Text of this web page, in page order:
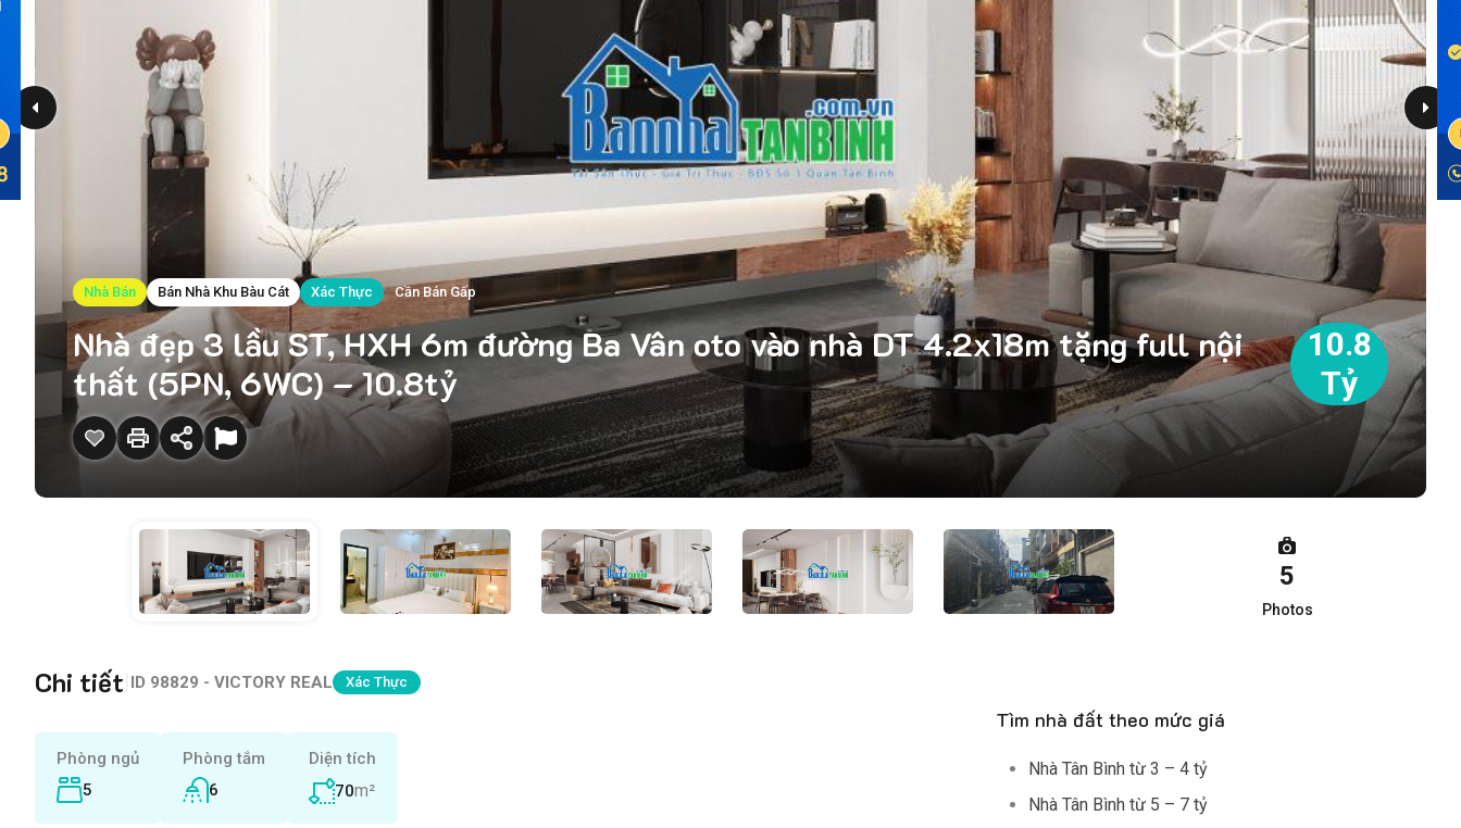
Nhà Bán Bán Nhà Khu Bàu Cát Xác Thực Cần Bán Gấp
Nhà đẹp 3 lầu ST, HXH 6m đường Ba Vân oto vào nhà DT 4.2x18m tặng full nội
thất (5PN, 6WC) – 10.8tỷ
10.8
Tỷ
5
Photos
Chi tiết ID 98829 - VICTORY REAL Xác Thực
Phòng ngủ
5
Phòng tắm
6
Diện tích
70m²
Tìm nhà đất theo mức giá
Nhà Tân Bình từ 3 – 4 tỷ
Nhà Tân Bình từ 5 – 7 tỷ